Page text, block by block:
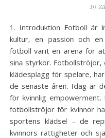
19
1. Introduktion Fotboll är inte bara en sport, det är en
kultur, en passion och
fotboll varit en arena för
sina styrkor.
klädesplagg för spelare,
de senaste åren. Idag är
för kvinnlig
fotbollströjor för kvinnor
sportens klädsel – de
kvinnors rättigheter och